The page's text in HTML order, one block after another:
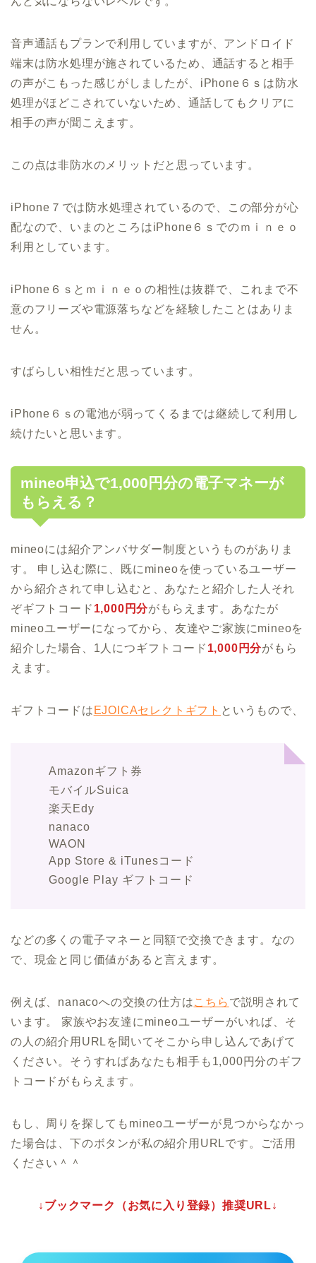
音声通話もプランで利用していますが、アンドロイド
端末は防水処理が施されているため、通話すると相手
の声がこもった感じがしましたが、iPhone６ｓは防水
処理がほどこされていないため、通話してもクリアに
相手の声が聞こえます。
この点は非防水のメリットだと思っています。
iPhone７では防水処理されているので、この部分が心
配なので、いまのところはiPhone６ｓでのｍｉｎｅｏ
利用としています。
iPhone６ｓとｍｉｎｅｏの相性は抜群で、これまで不
意のフリーズや電源落ちなどを経験したことはありま
せん。
すばらしい相性だと思っています。
iPhone６ｓの電池が弱ってくるまでは継続して利用し
続けたいと思います。
mineo申込で1,000円分の電子マネーが
もらえる？
mineoには紹介アンバサダー制度というものがありま
す。 申し込む際に、既にmineoを使っているユーザー
から紹介されて申し込むと、あなたと紹介した人それ
ぞギフトコード 1,000円分がもらえます。あなたが
mineoユーザーになってから、友達やご家族にmineoを
紹介した場合、1人につギフトコード 1,000円分がもら
えます。
ギフトコードは EJOICAセレクトギフト というもので、
Amazonギフト券
モバイルSuica
楽天Edy
nanaco
WAON
App Store & iTunesコード
Google Play ギフトコード
などの多くの電子マネーと同額で交換できます。なの
で、現金と同じ価値があると言えます。
例えば、nanacoへの交換の仕方はこちら で説明されて
います。 家族やお友達にmineoユーザーがいれば、そ
の人の紹介用URLを聞いてそこから申し込んであげて
ください。そうすればあなたも相手も1,000円分のギフ
トコードがもらえます。
もし、周りを探してもmineoユーザーが見つからなかっ
た場合は、下のボタンが私の紹介用URLです。ご活用
ください＾＾
↓ブックマーク（お気に入り登録）推奨URL↓